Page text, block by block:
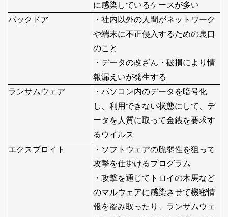
に感染しているケースが多い
バックドア
・社内以外の人間がネットワーク
や端末に不正侵入するための裏口
のこと
・データの改ざん・破損により情
報漏えいが発生する
ランサムウェア
・パソコン内のデータを暗号化
し、利用できない状態にして、デ
ータを人質に取って金銭を要求す
るウイルス
エクスプロイト
・ソフトウェアの脆弱性を狙って
攻撃を仕掛けるプログラム
・攻撃を通じてトロイの木馬など
のマルウェアに感染させて機密情
報を盗み取ったり、ランサムウェ